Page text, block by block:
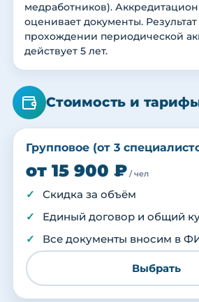
медработников).
оценивает документы.
прохождении периодической
действует 5 лет.
Стоимость и
Групповое (от 3
от 15 900 ₽ / чел
Скидка за объём
Единый договор и общий
Все документы вносим в
Выбрать